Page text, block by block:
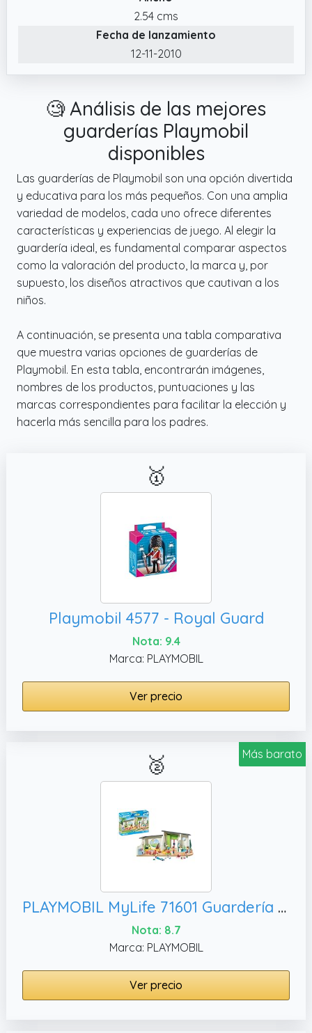
2.54 cms
Fecha de lanzamiento
12-11-2010
🧐 Análisis de las mejores
guarderías Playmobil
disponibles
Las guarderías de Playmobil son una opción divertida
y educativa para los más pequeños. Con una amplia
variedad de modelos, cada uno ofrece diferentes
características y experiencias de juego. Al elegir la
guardería ideal, es fundamental comparar aspectos
como la valoración del producto, la marca y, por
supuesto, los diseños atractivos que cautivan a los
niños.
A continuación, se presenta una tabla comparativa
que muestra varias opciones de guarderías de
Playmobil. En esta tabla, encontrarán imágenes,
nombres de los productos, puntuaciones y las
marcas correspondientes para facilitar la elección y
hacerla más sencilla para los padres.
🥇
Playmobil 4577 - Royal Guard
Nota: 9.4
Marca: PLAYMOBIL
Ver precio
Más barato
🥈
PLAYMOBIL MyLife 71601 Guardería Arcoíris, Juguetes para niños y niñas a Partir de 4 años
Nota: 8.7
Marca: PLAYMOBIL
Ver precio